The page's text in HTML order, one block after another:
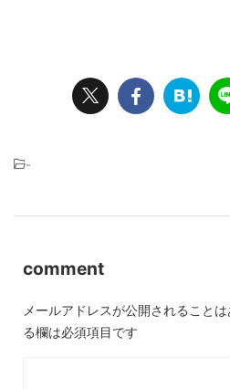
-
comment
メールアドレスが公開されることは
る欄は必須項目です